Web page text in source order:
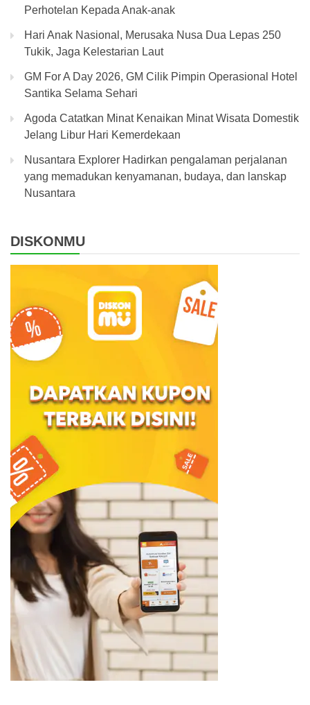
Perhotelan Kepada Anak-anak
Hari Anak Nasional, Merusaka Nusa Dua Lepas 250
Tukik, Jaga Kelestarian Laut
GM For A Day 2026, GM Cilik Pimpin Operasional Hotel
Santika Selama Sehari
Agoda Catatkan Minat Kenaikan Minat Wisata Domestik
Jelang Libur Hari Kemerdekaan
Nusantara Explorer Hadirkan pengalaman perjalanan
yang memadukan kenyamanan, budaya, dan lanskap
Nusantara
DISKONMU